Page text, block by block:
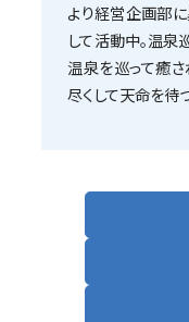
より経営企画部
して活動中。温泉
温泉を巡って癒さ
尽くして天命を待